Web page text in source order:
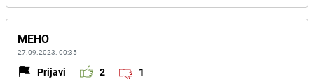
MEHO
27.09.2023. 00:35
Prijavi 2 1